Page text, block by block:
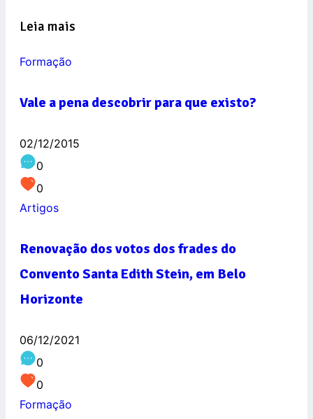
Leia mais
Formação
Vale a pena descobrir para que existo?
02/12/2015
0
0
Artigos
Renovação dos votos dos frades do
Convento Santa Edith Stein, em Belo
Horizonte
06/12/2021
0
0
Formação